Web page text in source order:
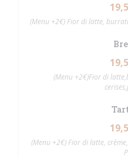
(Menu +2€) Fior di latte,
(Menu +2€)Fior di
(Menu +2€) Fior di latte,